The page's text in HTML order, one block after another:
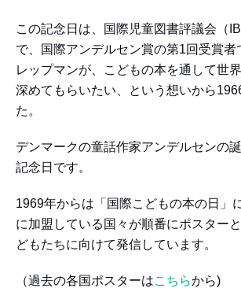
この記念日は、国際児童図書評議会（
で、国際アンデルセン賞の第1回受賞者
レップマンが、こどもの本を通して世
深めてもらいたい、という想いから
た。
デンマークの童話作家アンデルセンの
記念日です。
1969年からは「国際こどもの本の日」
に加盟している国々が順番にポスター
どもたちに向けて発信しています。
（過去の各国ポスターはこちらから)